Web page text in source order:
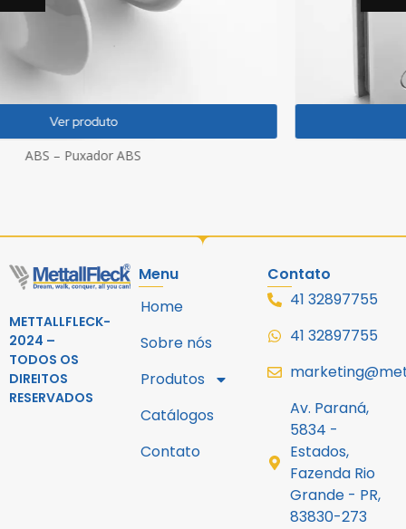
METTALLFLECK-
2024 –
TODOS OS
DIREITOS
RESERVADOS
Menu
Home
Sobre nós
Produtos
Catálogos
Contato
Contato
41 32897755
41 32897755
Av. Paraná,
5834 -
Estados,
Fazenda Rio
Grande - PR,
83830-273